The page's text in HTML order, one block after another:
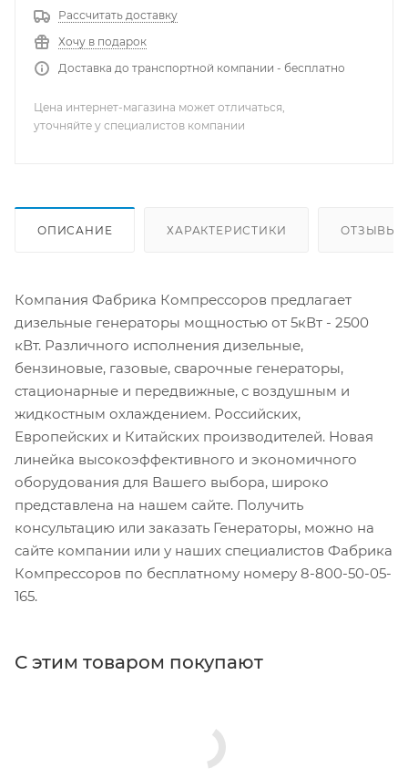
Рассчитать доставку
Хочу в подарок
Доставка до транспортной компании - бесплатно
Цена интернет-магазина может отличаться,
уточняйте у специалистов компании
ОПИСАНИЕ ХАРАКТЕРИСТИКИ ОТЗЫВЫ
Компания Фабрика Компрессоров предлагает
дизельные генераторы мощностью от 5кВт - 2500
кВт. Различного исполнения дизельные,
бензиновые, газовые, сварочные генераторы,
стационарные и передвижные, с воздушным и
жидкостным охлаждением. Российских,
Европейских и Китайских производителей. Новая
линейка высокоэффективного и экономичного
оборудования для Вашего выбора, широко
представлена на нашем сайте. Получить
консультацию или заказать Генераторы, можно на
сайте компании или у наших специалистов Фабрика
Компрессоров по бесплатному номеру 8-800-50-05-
165.
С этим товаром покупают